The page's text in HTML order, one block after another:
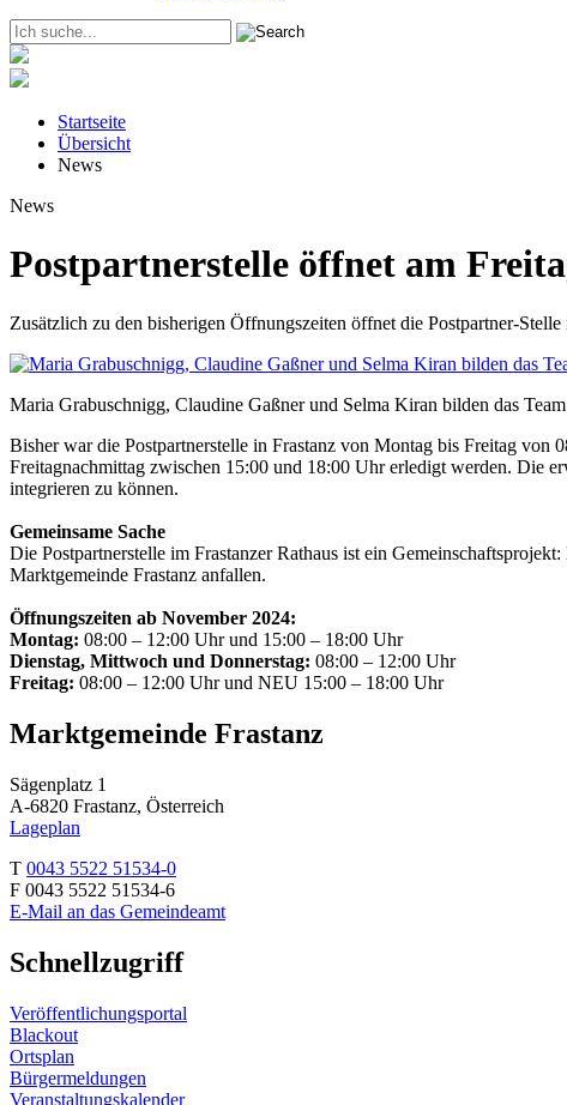
Startseite
Übersicht
News
News
Postpartnerstelle öffnet am
Zusätzlich zu den bisherigen Öffnungszeiten öffnet die Postpartner-
Maria Grabuschnigg, Claudine Gaßner und Selma Kiran bilden das
Bisher war die Postpartnerstelle in Frastanz von Montag bis Freitag
Freitagnachmittag zwischen 15:00 und 18:00 Uhr erledigt werden. Die
integrieren zu können.
Gemeinsame Sache
Die Postpartnerstelle im Frastanzer Rathaus ist ein
Marktgemeinde Frastanz anfallen.
Öffnungszeiten ab November 2024:
Montag: 08:00 – 12:00 Uhr und 15:00 – 18:00 Uhr
Dienstag, Mittwoch und Donnerstag: 08:00 – 12:00 Uhr
Freitag: 08:00 – 12:00 Uhr und NEU 15:00 – 18:00 Uhr
Marktgemeinde Frastanz
Sägenplatz 1
A-6820 Frastanz, Österreich
Lageplan
T 0043 5522 51534-0
F 0043 5522 51534-6
E-Mail an das Gemeindeamt
Schnellzugriff
Veröffentlichungsportal
Blackout
Ortsplan
Bürgermeldungen
Veranstaltungskalender